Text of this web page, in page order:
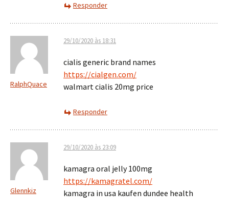
Responder
RalphQuace
29/10/2020 às 18:31
cialis generic brand names
https://cialgen.com/
walmart cialis 20mg price
Responder
Glennkiz
29/10/2020 às 23:09
kamagra oral jelly 100mg
https://kamagratel.com/
kamagra in usa kaufen dundee health